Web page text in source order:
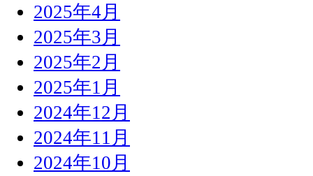
2025年4月
2025年3月
2025年2月
2025年1月
2024年12月
2024年11月
2024年10月